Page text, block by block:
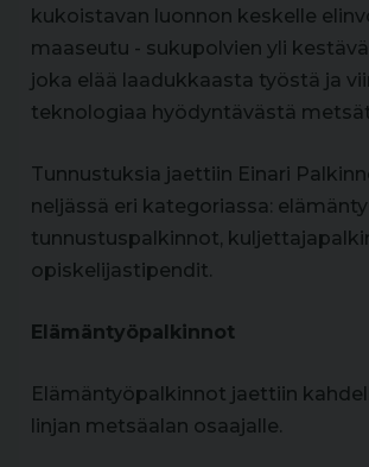
kukoistavan luonnon keskelle
maaseutu - sukupolvien yli
joka elää laadukkaasta työstä ja
teknologiaa hyödyntävästä
Tunnustuksia jaettiin Einari
neljässä eri kategoriassa:
tunnustuspalkinnot,
opiskelijastipendit.
Elämäntyöpalkinnot
Elämäntyöpalkinnot jaettiin
linjan metsäalan osaajalle.